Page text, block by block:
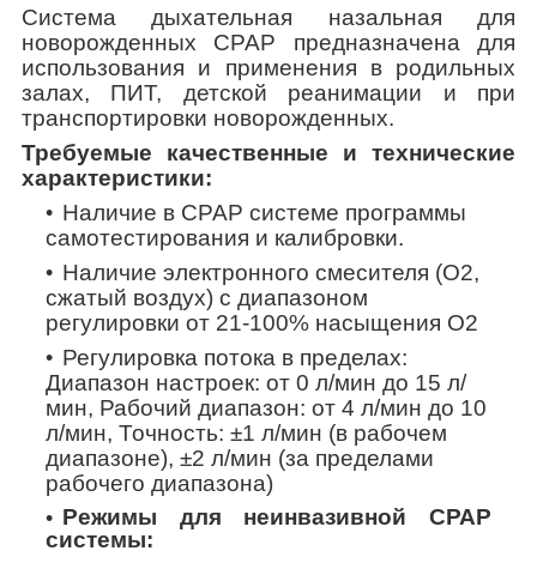
Система дыхательная назальная для
новорожденных CPAP предназначена для
использования и применения в родильных
залах, ПИТ, детской реанимации и при
транспортировки новорожденных.
Требуемые качественные и технические
характеристики:
Наличие в СРАР системе программы
самотестирования и калибровки.
Наличие электронного смесителя (О2,
сжатый воздух) с диапазоном
регулировки от 21-100% насыщения О2
Регулировка потока в пределах:
Диапазон настроек: от 0 л/мин до 15 л/
мин, Рабочий диапазон: от 4 л/мин до 10
л/мин, Точность: ±1 л/мин (в рабочем
диапазоне), ±2 л/мин (за пределами
рабочего диапазона)
Режимы для неинвазивной СРАР
системы: